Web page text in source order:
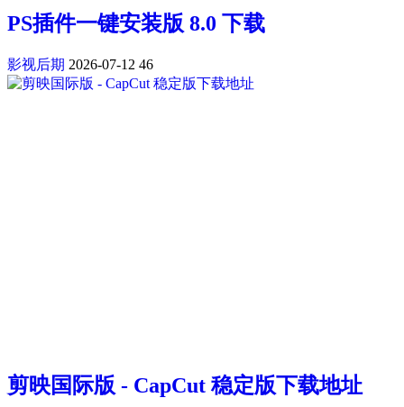
PS插件一键安装版 8.0 下载
影视后期 2026-07-12 46
剪映国际版 - CapCut 稳定版下载地址